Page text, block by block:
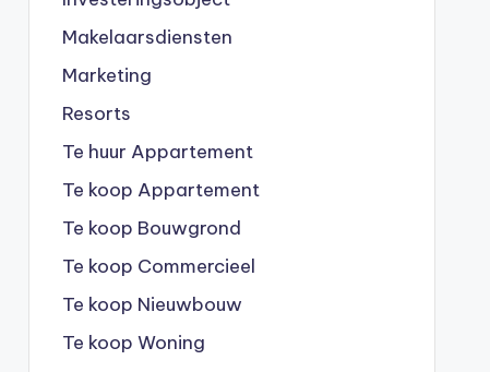
Makelaarsdiensten
Marketing
Resorts
Te huur Appartement
Te koop Appartement
Te koop Bouwgrond
Te koop Commercieel
Te koop Nieuwbouw
Te koop Woning